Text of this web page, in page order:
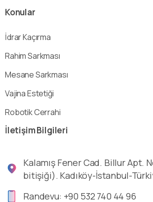
Konular
İdrar Kaçırma
Rahim Sarkması
Mesane Sarkması
Vajina Estetiği
Robotik Cerrahi
İletişimBilgileri
Kalamış Fener Cad. Billur Apt.
bitişiği). Kadıköy-İstanbul-
Randevu: +90 532 740 44 96